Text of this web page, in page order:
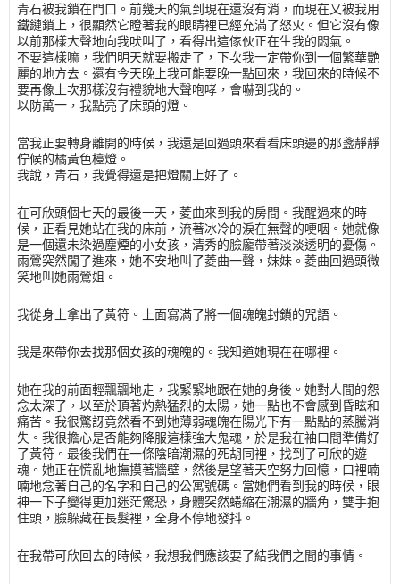
青石被我鎖在門口。前幾天的氣到現在還沒有消，而現在又被我用
鐵鏈鎖上，很顯然它瞪著我的眼睛裡已經充滿了怒火。但它沒有像
以前那樣大聲地向我吠叫了，看得出這傢伙正在生我的悶氣。
不要這樣嘛，我們明天就要搬走了，下次我一定帶你到一個繁華艷
麗的地方去。還有今天晚上我可能要晚一點回來，我回來的時候不
要再像上次那樣沒有禮貌地大聲咆哮，會嚇到我的。
以防萬一，我點亮了床頭的燈。
當我正要轉身離開的時候，我還是回過頭來看看床頭邊的那盞靜靜
佇候的橘黃色檯燈。
我說，青石，我覺得還是把燈關上好了。
在可欣頭個七天的最後一天，菱曲來到我的房間。我醒過來的時
候，正看見她站在我的床前，流著冰冷的淚在無聲的哽咽。她就像
是一個還未染過塵煙的小女孩，清秀的臉龐帶著淡淡透明的憂傷。
雨鶯突然闖了進來，她不安地叫了菱曲一聲，妹妹。菱曲回過頭微
笑地叫她雨鶯姐。
我從身上拿出了黃符。上面寫滿了將一個魂魄封鎖的咒語。
我是來帶你去找那個女孩的魂魄的。我知道她現在在哪裡。
她在我的前面輕飄飄地走，我緊緊地跟在她的身後。她對人間的怨
念太深了，以至於頂著灼熱猛烈的太陽，她一點也不會感到昏眩和
痛苦。我很驚訝竟然看不到她薄弱魂魄在陽光下有一點點的蒸騰消
失。我很擔心是否能夠降服這樣強大鬼魂，於是我在袖口間準備好
了黃符。最後我們在一條陰暗潮濕的死胡同裡，找到了可欣的遊
魂。她正在慌亂地撫摸著牆壁，然後是望著天空努力回憶，口裡喃
喃地念著自己的名字和自己的公寓號碼。當她們看到我的時候，眼
神一下子變得更加迷茫驚恐，身體突然蜷縮在潮濕的牆角，雙手抱
住頭，臉躲藏在長髮裡，全身不停地發抖。
在我帶可欣回去的時候，我想我們應該要了結我們之間的事情。